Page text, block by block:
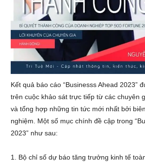
Kết quả báo cáo “Businesss Ahead 2023”
trên cuộc khảo sát trực tiếp từ các chuyên
và tổng hợp những tin tức mới nhất bởi
nghiệm. Một số mục chính đề cập trong
2023” như sau:
1. Bộ chỉ số dự báo tăng trưởng kinh tế